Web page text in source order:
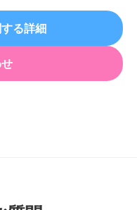
る詳細